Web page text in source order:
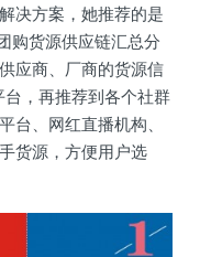
决方案，她推荐的是
购货源供应链汇总分
应商、厂商的货源信
，再推荐到各个社群
台、网红直播机构、
货源，方便用户选